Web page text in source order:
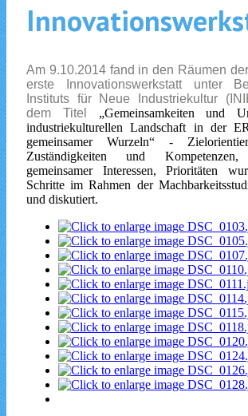
Am 9.10.2014 fand in den Räumen
erste Innovationswerkstatt unter
Instituts für Neue Industriekultur
dem Titel „Gemeinsamkeiten und
industriekulturellen Landschaft in der
gemeinsamer Wurzeln“ -
Zuständigkeiten und Kompetenzen,
gemeinsamer Interessen, Prioritäten
Schritte im Rahmen der
und diskutiert.